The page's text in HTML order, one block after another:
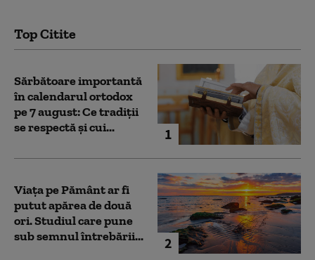
Top Citite
1
Sărbătoare importantă
în calendarul ortodox
pe 7 august: Ce tradiții
se respectă și cui...
2
Viața pe Pământ ar fi
putut apărea de două
ori. Studiul care pune
sub semnul întrebării...